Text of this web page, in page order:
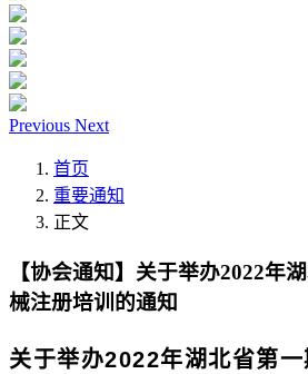
Previous Next
首页
重要通知
正文
【协会通知】关于举办2022年
械注册培训的通知
关于举办2022年湖北省第